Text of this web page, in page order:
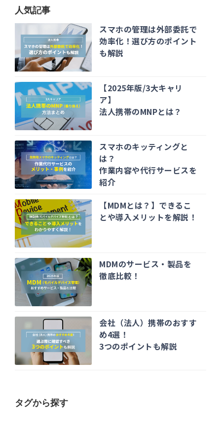
人気記事
スマホの管理は外部委託で
効率化！選び方のポイント
も解説
【2025年版/3大キャリ
ア】
法人携帯のMNPとは？
スマホのキッティングと
は？
作業内容や代行サービスを
紹介
【MDMとは？】できるこ
とや導入メリットを解説！
MDMのサービス・製品を
徹底比較！
会社（法人）携帯のおすす
め4選！
3つのポイントも解説
タグから探す